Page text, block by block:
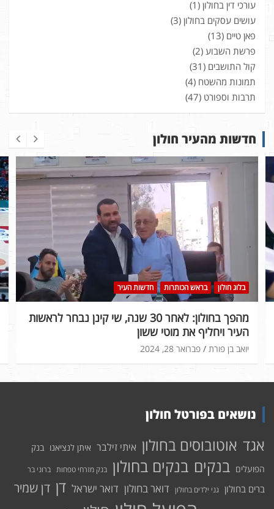
עורכי דין בחולון (1)
עושים עסקים בחולון (3)
פאן טיים (13)
פרשת השבוע (2)
קול התושבים (31)
תמונות מהשטח (4)
תרבות וספורט (47)
חדשות מהעיר חולון
בלוג חולון בראש הכותרות חדשות העיר
מהפך בחולון: לאחר 30 שנה, שי קינן נבחר לראשות
העיר ויחליף את מוטי ששון
פברואר 28, 2024 יואב בן פורת
נושאים בפורטל חולון
אגד אוטובוסים בחולון איתי זילבר איתן לנציאנו בנק
הפועלים בנקים בנקים בחולון בנק מזרחי טפחות ברוני בר
ברים בחולון גני ילדים בחולון דואר בחולון דואר ישראל דן דן שמיר